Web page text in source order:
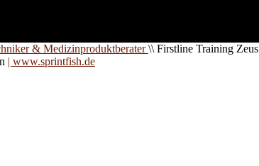
& Medizinproduktberater\\ Firstline Training Zeus
| www.sprintfish.de